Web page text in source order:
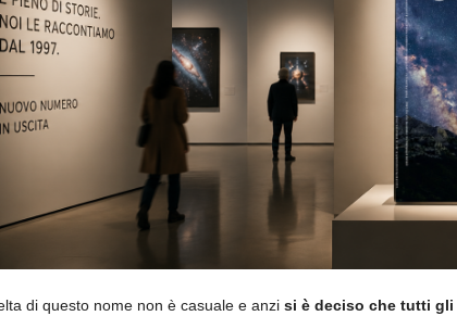
di questo nome non è casuale e anzi si è deciso che tutti